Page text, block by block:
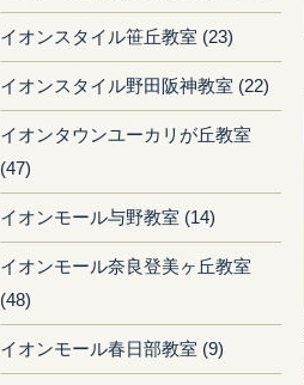
イオンスタイル笹丘教室 (23)
イオンスタイル野田阪神教室 (22)
イオンタウンユーカリが丘教室
(47)
イオンモール与野教室 (14)
イオンモール奈良登美ヶ丘教室
(48)
イオンモール春日部教室 (9)